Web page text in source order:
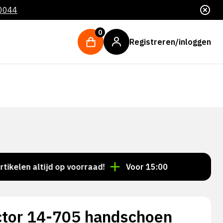
0
Registreren/inloggen
altijd op voorraad! Voor 15:00 besteld = dezelfde
14-705 handschoen